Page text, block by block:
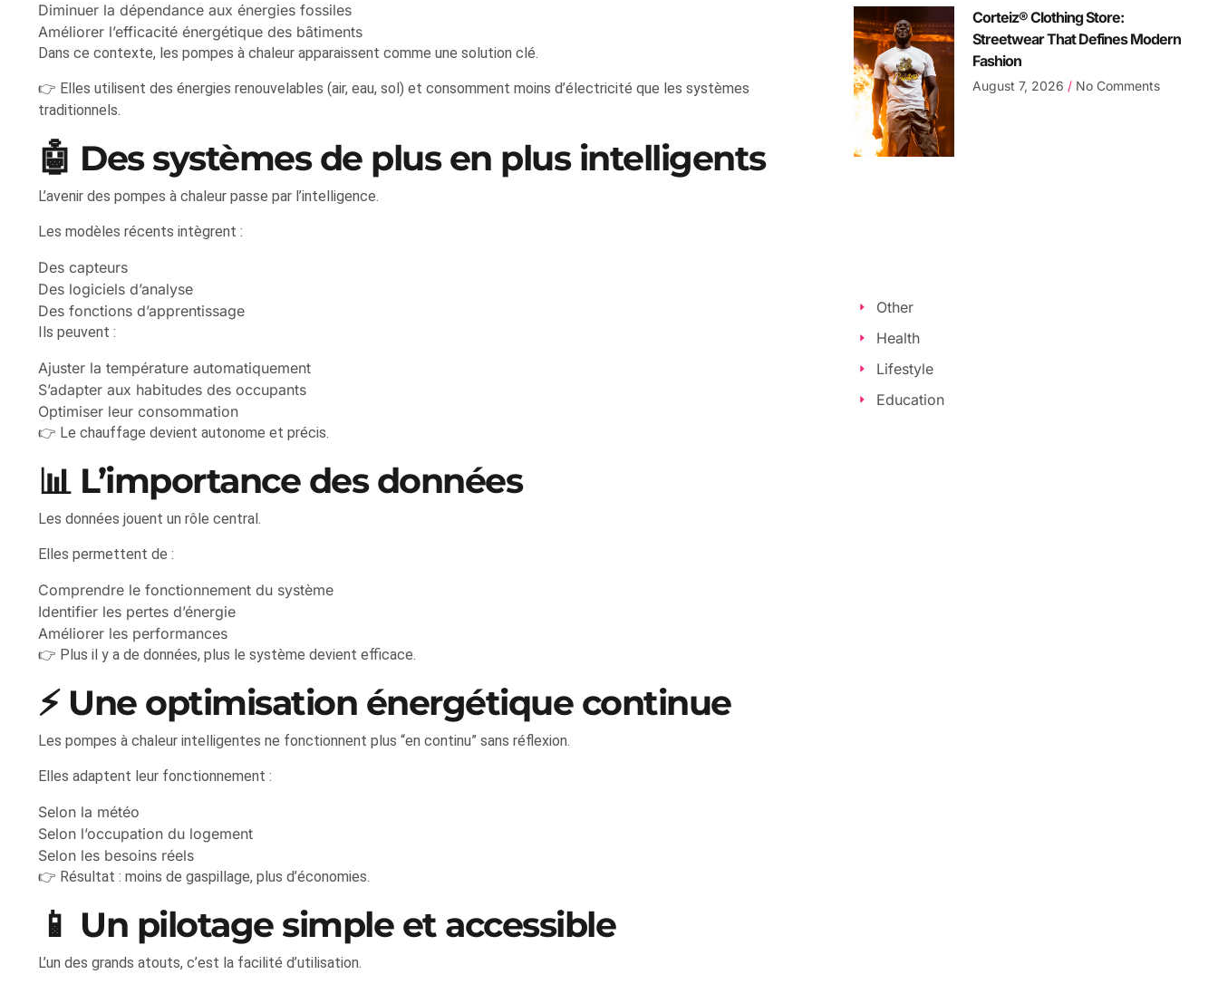
Diminuer la dépendance aux énergies fossiles
Améliorer l’efficacité énergétique des bâtiments
Dans ce contexte, les pompes à chaleur apparaissent comme une solution clé.
👉 Elles utilisent des énergies renouvelables (air, eau, sol) et consomment moins d’électricité que les systèmes
traditionnels.
🤖 Des systèmes de plus en plus intelligents
L’avenir des pompes à chaleur passe par l’intelligence.
Les modèles récents intègrent :
Des capteurs
Des logiciels d’analyse
Des fonctions d’apprentissage
Ils peuvent :
Ajuster la température automatiquement
S’adapter aux habitudes des occupants
Optimiser leur consommation
👉 Le chauffage devient autonome et précis.
📊 L’importance des données
Les données jouent un rôle central.
Elles permettent de :
Comprendre le fonctionnement du système
Identifier les pertes d’énergie
Améliorer les performances
👉 Plus il y a de données, plus le système devient efficace.
⚡ Une optimisation énergétique continue
Les pompes à chaleur intelligentes ne fonctionnent plus “en continu” sans réflexion.
Elles adaptent leur fonctionnement :
Selon la météo
Selon l’occupation du logement
Selon les besoins réels
👉 Résultat : moins de gaspillage, plus d’économies.
📱 Un pilotage simple et accessible
L’un des grands atouts, c’est la facilité d’utilisation.
Corteiz® Clothing Store:
Streetwear That Defines Modern
Fashion
August 7, 2026 No Comments
Other
Health
Lifestyle
Education